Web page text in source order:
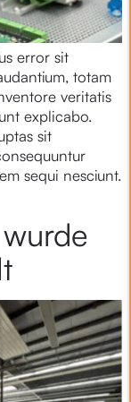
error sit
totam
veritatis
explicabo.
sit
sequi nesciunt.